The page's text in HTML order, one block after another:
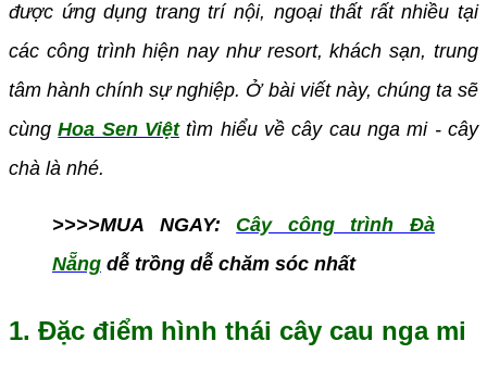
được ứng dụng trang trí nội, ngoại thất rất nhiều tại
các công trình hiện nay như resort, khách sạn, trung
tâm hành chính sự nghiệp. Ở bài viết này, chúng ta sẽ
cùng Hoa Sen Việttìm hiểu về cây cau nga mi - cây
chà là nhé.
>>>>MUA NGAY: Cây công trình Đà
Nẵng dễ trồng dễ chăm sóc nhất
1. Đặc điểm hình thái cây cau nga mi